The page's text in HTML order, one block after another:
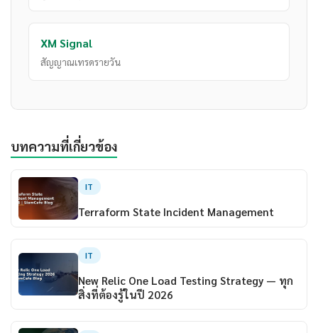
XM Signal
สัญญาณเทรดรายวัน
บทความที่เกี่ยวข้อง
IT
Terraform State Incident Management
IT
New Relic One Load Testing Strategy — ทุก
สิ่งที่ต้องรู้ในปี 2026